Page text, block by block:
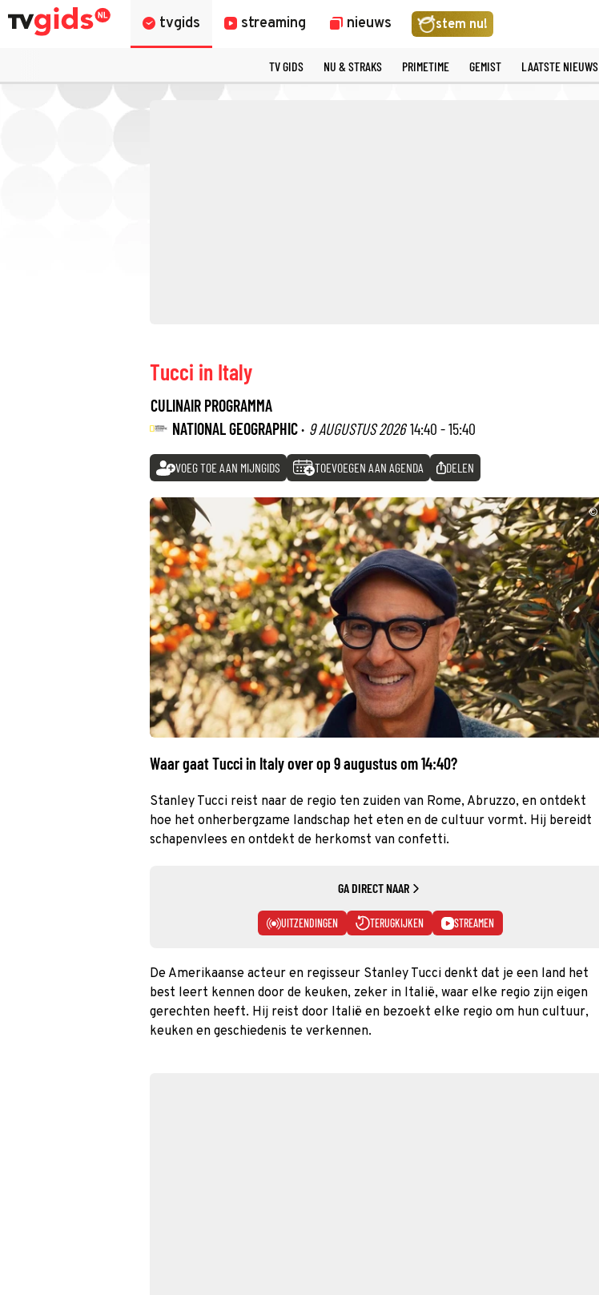
tvgids streaming nieuws stem nu!
TV GIDS NU & STRAKS PRIMETIME GEMIST LAATSTE NIEUWS
Tucci in Italy
CULINAIR PROGRAMMA
NATIONAL GEOGRAPHIC · 9 AUGUSTUS 2026 14:40 - 15:40
VOEG TOE AAN MIJNGIDS TOEVOEGEN AAN AGENDA DELEN
©
Waar gaat Tucci in Italy over op 9 augustus om 14:40?
Stanley Tucci reist naar de regio ten zuiden van Rome, Abruzzo, en ontdekt
hoe het onherbergzame landschap het eten en de cultuur vormt. Hij bereidt
schapenvlees en ontdekt de herkomst van confetti.
GA DIRECT NAAR
UITZENDINGEN TERUGKIJKEN STREAMEN
De Amerikaanse acteur en regisseur Stanley Tucci denkt dat je een land het
best leert kennen door de keuken, zeker in Italië, waar elke regio zijn eigen
gerechten heeft. Hij reist door Italië en bezoekt elke regio om hun cultuur,
keuken en geschiedenis te verkennen.